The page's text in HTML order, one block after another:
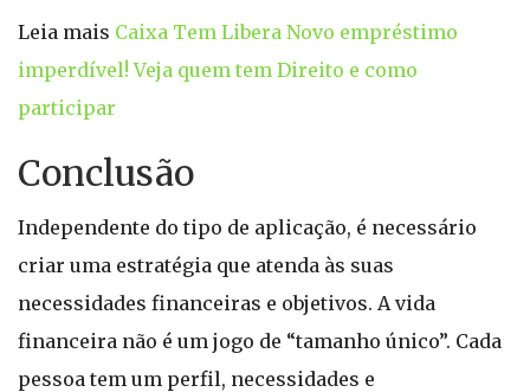
Leia mais Caixa Tem Libera Novo empréstimo
imperdível! Veja quem tem Direito e como
participar
Conclusão
Independente do tipo de aplicação, é necessário
criar uma estratégia que atenda às suas
necessidades financeiras e objetivos. A vida
financeira não é um jogo de “tamanho único”. Cada
pessoa tem um perfil, necessidades e